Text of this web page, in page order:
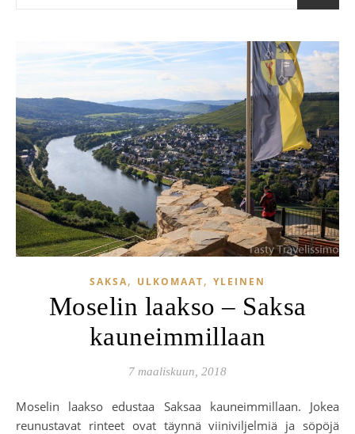
SAKSA, ULKOMAAT, YLEINEN
Moselin laakso – Saksa
kauneimmillaan
7 maaliskuun, 2018
Moselin laakso edustaa Saksaa kauneimmillaan. Jokea
reunustavat rinteet ovat täynnä viiniviljelmiä ja söpöjä